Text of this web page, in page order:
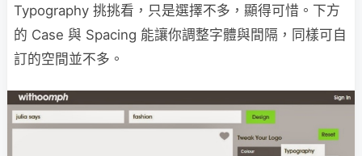
Typography 挑挑看，只是選擇不多，顯得可惜。下方
的 Case 與 Spacing 能讓你調整字體與間隔，同樣可自
訂的空間並不多。